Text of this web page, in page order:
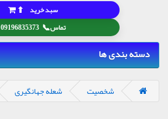
تماس📞
09196835373
سبد خرید ⬆
دسته بندی ها
شخصیت شعله جهانگیری